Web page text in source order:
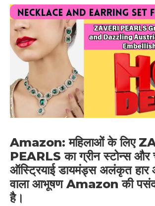
Amazon: महिलाओं के लिए
PEARLS का ग्रीन स्टोन्स और
ऑस्ट्रियाई डायमंड्स अलंकृत हार
वाला आभूषणAmazon की
है।